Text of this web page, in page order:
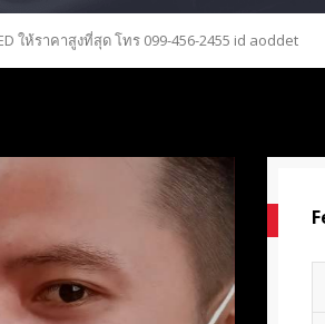
ให้ราคาสูงที่สุด โทร 099-456-2455 id aoddet